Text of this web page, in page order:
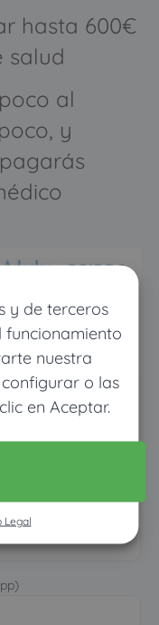
y de terceros
nuestra
o las
en Aceptar.
Legal
hasta 600€
salud
al
y